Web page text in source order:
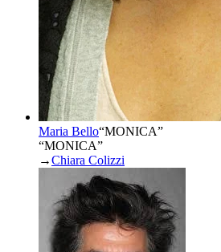
Maria Bello“MONICA”
“MONICA”
→Chiara Colizzi